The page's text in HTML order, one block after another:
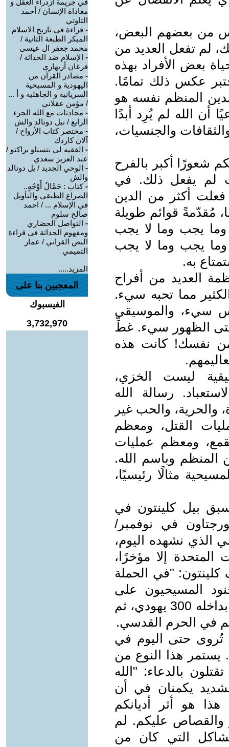
من بعضهم البعض،
لم تفعل العديد من
بعض الأفراد بهذه
عكس ذلك تمامًا.
المنظم نفسه هو
أن الله لم يُرِد أبدًا
والجنسيات،
شعورًا أكبر بالفرح
لم يفعل ذلك. في
فعلت أكثر من الدين
مُقدّمةً قوائم طويلة
يجب وما لا يجب
وما يجب وما لا يجب
به.
العديد من أفراح
مما تحبه سيء.
سيء، والموسيقى
الظهور سيء. غطِّ
نفسك! كانت هذه
ليست الخزي،
رسالة الله
والحرية، والحب غير
القتل، ومعظم
ومعظم عمليات
المنظم وباسم الله.
مثالًا رئيسيًا،
بيل كلينتون في
في نوفمبر/
الدولي الذي نشهده اليوم،
إلا مؤخرًا،
كلينتون: "في الحملة
المسيحيون على
القدس، أحرقوا أولًا كنيسًا يهوديًا كان بداخله 300 يهودي، ثم
في الحرم القدسي.
تُروى حتى اليوم في
يستمر هذا النوع من
بالدعاء: "الله
يكمنان في أن
هو أثر أديانكم
والقصاص عليكم. لم
التي كان من
في جريمة ازدراء العقل و
معاداة الإنسان / أحمد
التاوتي
- قراءة في تاريخ الاسلام
المبكر الطبعة الثانية /
محمد جعفر ال عيسى
- الإسلام ضد الحداثة /
فرغان أزيهاري
- مصادر القرآن من
اليهودية و المسيحية
السريانية و الجاهلية و أ ...
/ مؤمن عقلاني
- محادثات مع الله الجزء
الرابع / نيل دونالد والش
- مختصر كتاب الأرواح /
آلان كاردك
- الفقيه لي نتسناو براكتو /
عبد العزيز سعدي
- الوحي الجديد / يل دونالد
والش
-كتاب : حَمَّالُ أَوْجُهٍ..
الصراع الطبقي والتأويل
في الإسلام ... / احمد
صالح سلوم
- التواصل الحضاري
ومفهوم الحداثة في قراءة
النص القراني / عمار
التميمي
المزيد.....
المعجبين بنا على
الفيسبوك
3,732,970